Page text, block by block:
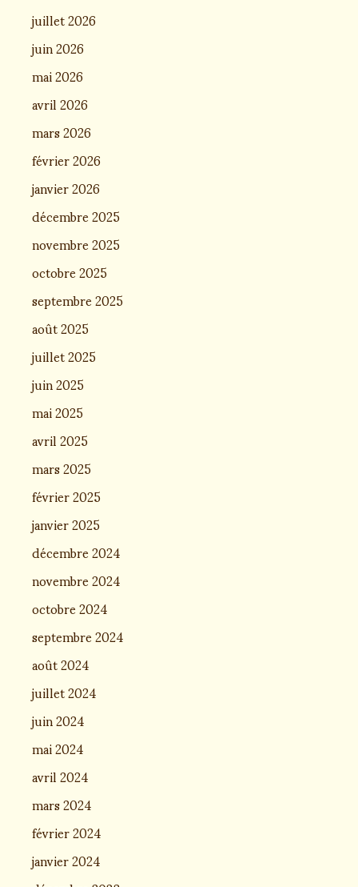
juillet 2026
juin 2026
mai 2026
avril 2026
mars 2026
février 2026
janvier 2026
décembre 2025
novembre 2025
octobre 2025
septembre 2025
août 2025
juillet 2025
juin 2025
mai 2025
avril 2025
mars 2025
février 2025
janvier 2025
décembre 2024
novembre 2024
octobre 2024
septembre 2024
août 2024
juillet 2024
juin 2024
mai 2024
avril 2024
mars 2024
février 2024
janvier 2024